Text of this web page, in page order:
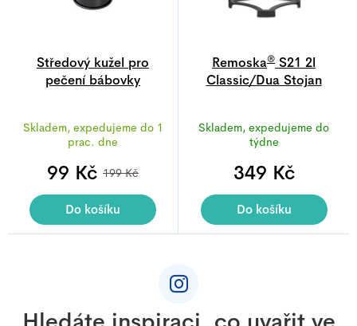
Středový kužel pro
pečení bábovky
hodnocení
produktu
je
z
5
Skladem, expedujeme do 1
prac. dne
99 Kč 199 Kč
Do košíku
Remoska® S21 2l
Classic/Dua Stojan
hodnocení
produktu
je
z
5
Skladem, expedujeme do
týdne
349 Kč
Do košíku